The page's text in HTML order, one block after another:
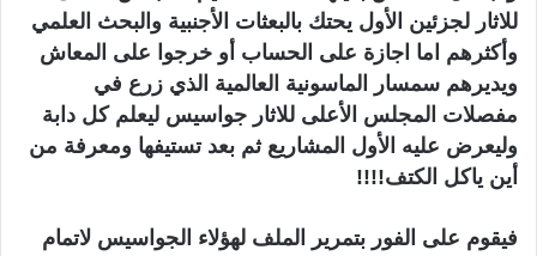
للاثار لجزئين الأول يحتك بالبعثات الأجنبية والبحث العلمي
وأكثرهم اما اجازة على الحساب أو خرجوا على المعاش
ويديرهم سمسار الماسونية العالمية الذي زرع في
مفصلات المجلس الأعلى للاثار جواسيس ليعلم كل دابة
وليعرض عليه الأول المشاريع ثم بعد تستيفها ومعرفة من
أين ياكل الكتف!!!!
فيقوم على الفور بتمرير الملف لهؤلاء الجواسيس لاتمام